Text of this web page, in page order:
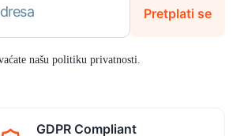
Pretplati se
našu politiku privatnosti.
GDPR Compliant